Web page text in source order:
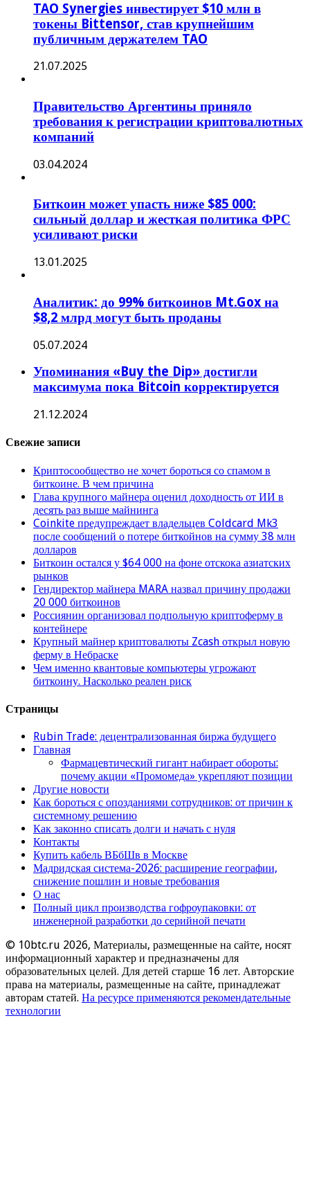
TAO Synergies инвестирует $10 млн в
токены Bittensor, став крупнейшим
публичным держателем TAO
21.07.2025
Правительство Аргентины приняло
требования к регистрации криптовалютных
компаний
03.04.2024
Биткоин может упасть ниже $85 000:
сильный доллар и жесткая политика ФРС
усиливают риски
13.01.2025
Аналитик: до 99% биткоинов Mt.Gox на
$8,2 млрд могут быть проданы
05.07.2024
Упоминания «Buy the Dip» достигли
максимума пока Bitcoin корректируется
21.12.2024
Свежие записи
Криптосообщество не хочет бороться со спамом в
биткоине. В чем причина
Глава крупного майнера оценил доходность от ИИ в
десять раз выше майнинга
Coinkite предупреждает владельцев Coldcard Mk3
после сообщений о потере биткойнов на сумму 38 млн
долларов
Биткоин остался у $64 000 на фоне отскока азиатских
рынков
Гендиректор майнера MARA назвал причину продажи
20 000 биткоинов
Россиянин организовал подпольную криптоферму в
контейнере
Крупный майнер криптовалюты Zcash открыл новую
ферму в Небраске
Чем именно квантовые компьютеры угрожают
биткоину. Насколько реален риск
Страницы
Rubin Trade: децентрализованная биржа будущего
Главная
Фармацевтический гигант набирает обороты:
почему акции «Промомеда» укрепляют позиции
Другие новости
Как бороться с опозданиями сотрудников: от причин к
системному решению
Как законно списать долги и начать с нуля
Контакты
Купить кабель ВБбШв в Москве
Мадридская система-2026: расширение географии,
снижение пошлин и новые требования
О нас
Полный цикл производства гофроупаковки: от
инженерной разработки до серийной печати
© 10btc.ru 2026, Материалы, размещенные на сайте, носят
информационный характер и предназначены для
образовательных целей. Для детей старше 16 лет. Авторские
права на материалы, размещенные на сайте, принадлежат
авторам статей. На ресурсе применяются рекомендательные
технологии